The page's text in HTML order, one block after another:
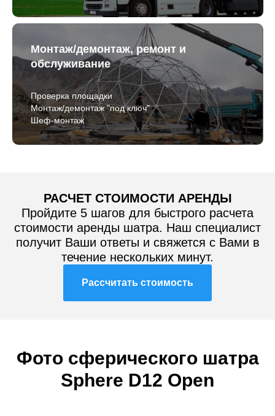
Монтаж/демонтаж, ремонт и
обслуживание
Проверка площадки
Монтаж/демонтаж "под ключ"
Шеф-монтаж
РАСЧЕТ СТОИМОСТИ АРЕНДЫ
Пройдите 5 шагов для быстрого расчета
стоимости аренды шатра. Наш специалист
получит Ваши ответы и свяжется с Вами в
течение нескольких минут.
Рассчитать стоимость
Фото сферического шатра
Sphere D12 Open